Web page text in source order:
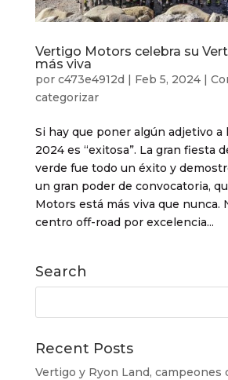
Vertigo Motors celebra su
más viva
por c473e4912d | Feb 5, 2024|
categorizar
Si hay que poner algún adjetivo a
2024 es “exitosa”. La gran fiesta
verde fue todo un éxito y
un gran poder de convocatoria,
Motors está más viva que nunca.
centro off-road por excelencia...
Search
Recent Posts
Vertigo y Ryon Land, campeones